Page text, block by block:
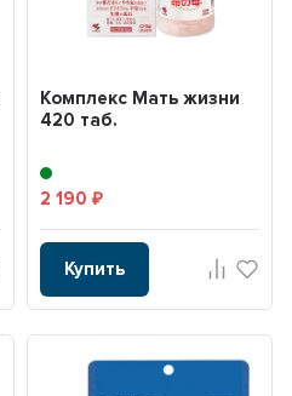
Комплекс Мать жизни
420 таб.
2 190 ₽
Купить